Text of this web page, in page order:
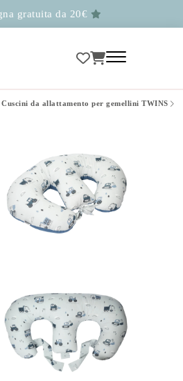
gratuita da 20€
Cuscini da allattamento per gemellini TWINS